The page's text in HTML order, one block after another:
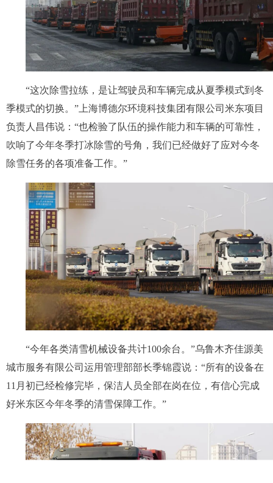
“这次除雪拉练，是让驾驶员和车辆完成从夏季模式到冬
季模式的切换。”上海博德尔环境科技集团有限公司米东项目
负责人昌伟说：“也检验了队伍的操作能力和车辆的可靠性，
吹响了今年冬季打冰除雪的号角，我们已经做好了应对今冬
除雪任务的各项准备工作。”
“今年各类清雪机械设备共计100余台。”乌鲁木齐佳源美
城市服务有限公司运用管理部部长季锦霞说：“所有的设备在
11月初已经检修完毕，保洁人员全部在岗在位，有信心完成
好米东区今年冬季的清雪保障工作。”